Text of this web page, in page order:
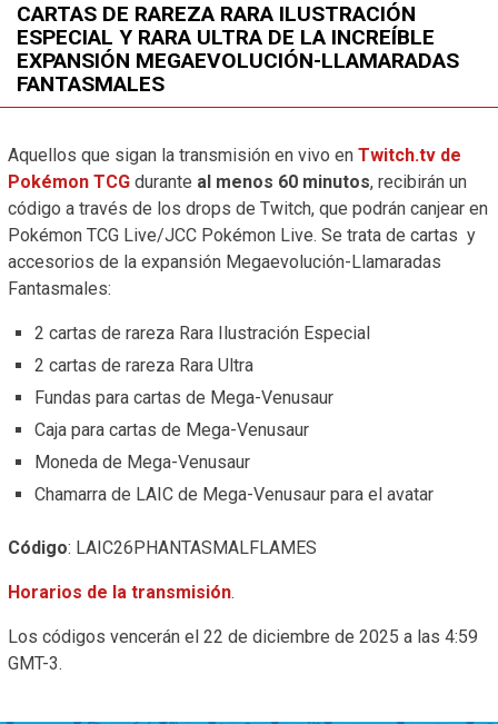
CARTAS DE RAREZA RARA ILUSTRACIÓN
ESPECIAL Y RARA ULTRA DE LA INCREÍBLE
EXPANSIÓN MEGAEVOLUCIÓN-LLAMARADAS
FANTASMALES
Aquellos que sigan la transmisión en vivo en Twitch.tv de
Pokémon TCG durante al menos 60 minutos, recibirán un
código a través de los drops de Twitch, que podrán canjear en
Pokémon TCG Live/JCC Pokémon Live. Se trata de cartas y
accesorios de la expansión Megaevolución-Llamaradas
Fantasmales:
2 cartas de rareza Rara Ilustración Especial
2 cartas de rareza Rara Ultra
Fundas para cartas de Mega-Venusaur
Caja para cartas de Mega-Venusaur
Moneda de Mega-Venusaur
Chamarra de LAIC de Mega-Venusaur para el avatar
Código: LAIC26PHANTASMALFLAMES
Horarios de la transmisión.
Los códigos vencerán el 22 de diciembre de 2025 a las 4:59
GMT-3.